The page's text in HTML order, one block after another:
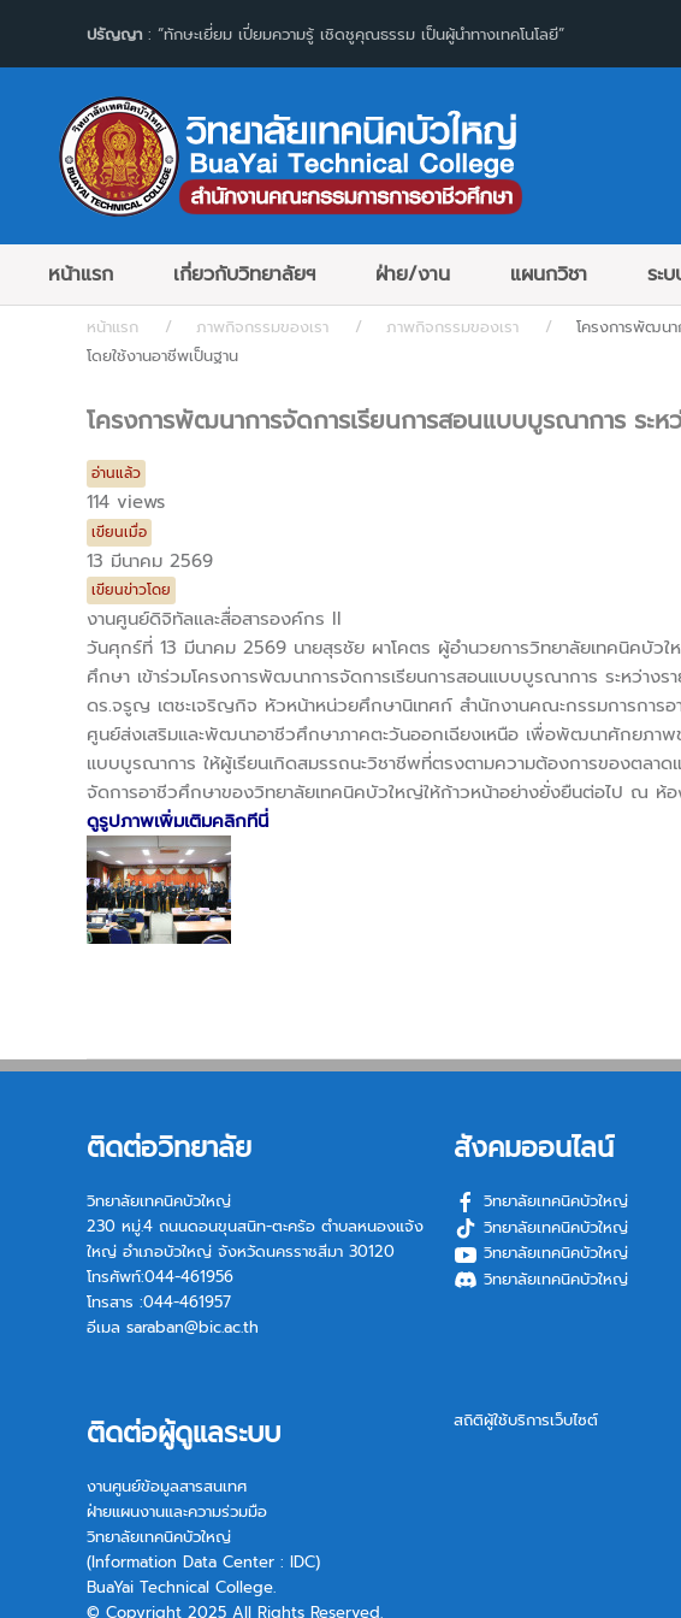
ปรัญญา : “ทักษะเยี่ยม เปี่ยมความรู้ เชิดชูคุณธรรม เป็นผู้นำทางเทคโนโลยี”
หน้าแรก เกี่ยวกับวิทยาลัยฯ ฝ่าย/งาน แผนกวิชา ระ
หน้าแรก ภาพกิจกรรมของเรา ภาพกิจกรรมของเรา
โครงการพัฒนา
โดยใช้งานอาชีพเป็นฐาน
โครงการพัฒนาการจัดการเรียนการสอนแบบบูรณาการ ระห
อ่านแล้ว
114 views
เขียนเมื่อ
13 มีนาคม 2569
เขียนข่าวโดย
งานศูนย์ดิจิทัลและสื่อสารองค์กร II
วันศุกร์ที่ 13 มีนาคม 2569 นายสุรชัย ผาโคตร ผู้อำนวยการวิทยาลัยเทคนิคบัว
ศึกษา เข้าร่วมโครงการพัฒนาการจัดการเรียนการสอนแบบบูรณาการ ระหว่างร
ดร.จรูญ เตชะเจริญกิจ หัวหน้าหน่วยศึกษานิเทศก์ สำนักงานคณะกรรมการการ
ศูนย์ส่งเสริมและพัฒนาอาชีวศึกษาภาคตะวันออกเฉียงเหนือ เพื่อพัฒนาศักยภา
แบบบูรณาการ ให้ผู้เรียนเกิดสมรรถนะวิชาชีพที่ตรงตามความต้องการของตลา
จัดการอาชีวศึกษาของวิทยาลัยเทคนิคบัวใหญ่ให้ก้าวหน้าอย่างยั่งยืนต่อไป ณ ห้
ดูรูปภาพเพิ่มเติมคลิกทีนี่
ติดต่อวิทยาลัย
วิทยาลัยเทคนิคบัวใหญ่
230 หมู่.4 ถนนดอนขุนสนิท-ตะคร้อ ตำบลหนองแจ้ง
ใหญ่ อำเภอบัวใหญ่ จังหวัดนครราชสีมา 30120
โทรศัพท์:044-461956
โทรสาร :044-461957
อีเมล saraban@bic.ac.th
ติดต่อผู้ดูแลระบบ
งานศูนย์ข้อมูลสารสนเทศ
ฝ่ายแผนงานและความร่วมมือ
วิทยาลัยเทคนิคบัวใหญ่
(Information Data Center : IDC)
BuaYai Technical College.
© Copyright 2025 All Rights Reserved.
สังคมออนไลน์
วิทยาลัยเทคนิคบัวใหญ่
วิทยาลัยเทคนิคบัวใหญ่
วิทยาลัยเทคนิคบัวใหญ่
วิทยาลัยเทคนิคบัวใหญ่
สถิติผู้ใช้บริการเว็บไซต์